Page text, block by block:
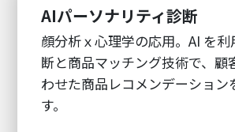
AIパーソナリティ診断
顔分析ｘ心理学の応用。AI を
断と商品マッチング技術で、顧
わせた商品レコメンデーション
す。